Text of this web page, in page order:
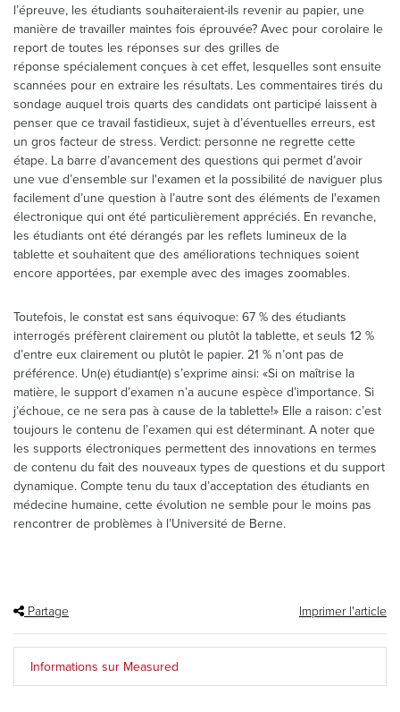
l’épreuve, les étudiants souhaiteraient-ils revenir au papier, une
manière de travailler maintes fois éprouvée? Avec pour corolaire le
report de toutes les réponses sur des grilles de
réponse spécialement conçues à cet effet, lesquelles sont ensuite
scannées pour en extraire les résultats. Les commentaires tirés du
sondage auquel trois quarts des candidats ont participé laissent à
penser que ce travail fastidieux, sujet à d’éventuelles erreurs, est
un gros facteur de stress. Verdict: personne ne regrette cette
étape. La barre d’avancement des questions qui permet d’avoir
une vue d’ensemble sur l'examen et la possibilité de naviguer plus
facilement d’une question à l’autre sont des éléments de l'examen
électronique qui ont été particulièrement appréciés. En revanche,
les étudiants ont été dérangés par les reflets lumineux de la
tablette et souhaitent que des améliorations techniques soient
encore apportées, par exemple avec des images zoomables.
Toutefois, le constat est sans équivoque: 67 % des étudiants
interrogés préfèrent clairement ou plutôt la tablette, et seuls 12 %
d’entre eux clairement ou plutôt le papier. 21 % n’ont pas de
préférence. Un(e) étudiant(e) s’exprime ainsi: «Si on maîtrise la
matière, le support d’examen n’a aucune espèce d’importance. Si
j’échoue, ce ne sera pas à cause de la tablette!» Elle a raison: c’est
toujours le contenu de l’examen qui est déterminant. A noter que
les supports électroniques permettent des innovations en termes
de contenu du fait des nouveaux types de questions et du support
dynamique. Compte tenu du taux d’acceptation des étudiants en
médecine humaine, cette évolution ne semble pour le moins pas
rencontrer de problèmes à l’Université de Berne.
Partage Imprimer l'article
Informations sur Measured